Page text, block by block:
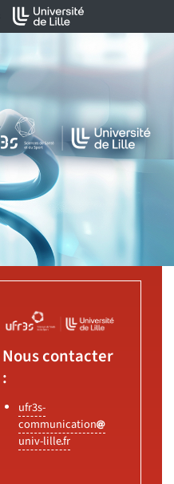
Nous contacter
:
ufr3s-
communication
univ-lillefr